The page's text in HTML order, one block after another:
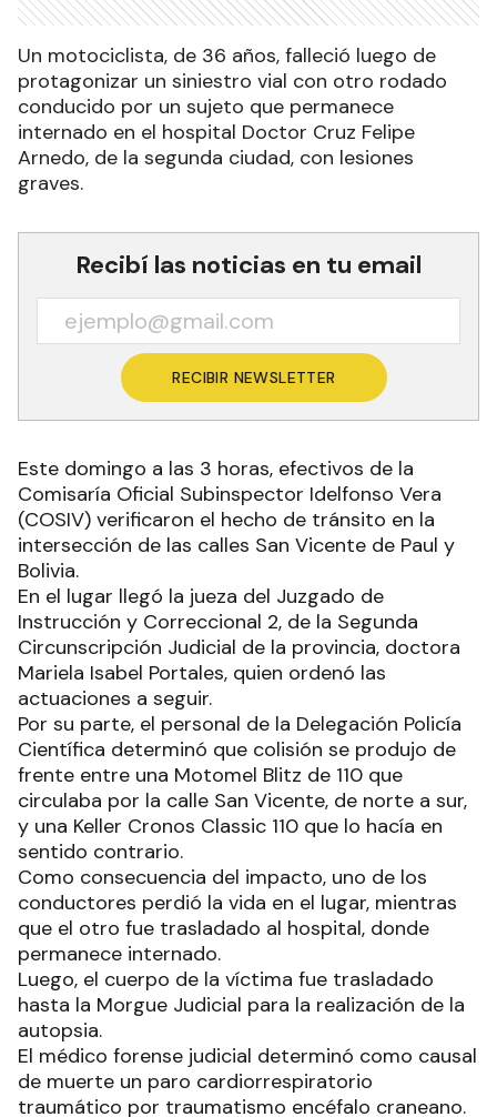
Un motociclista, de 36 años, falleció luego de
protagonizar un siniestro vial con otro rodado
conducido por un sujeto que permanece
internado en el hospital Doctor Cruz Felipe
Arnedo, de la segunda ciudad, con lesiones
graves.
Recibí las noticias en tu email
RECIBIR NEWSLETTER
Este domingo a las 3 horas, efectivos de la
Comisaría Oficial Subinspector Idelfonso Vera
(COSIV) verificaron el hecho de tránsito en la
intersección de las calles San Vicente de Paul y
Bolivia.
En el lugar llegó la jueza del Juzgado de
Instrucción y Correccional 2, de la Segunda
Circunscripción Judicial de la provincia, doctora
Mariela Isabel Portales, quien ordenó las
actuaciones a seguir.
Por su parte, el personal de la Delegación Policía
Científica determinó que colisión se produjo de
frente entre una Motomel Blitz de 110 que
circulaba por la calle San Vicente, de norte a sur,
y una Keller Cronos Classic 110 que lo hacía en
sentido contrario.
Como consecuencia del impacto, uno de los
conductores perdió la vida en el lugar, mientras
que el otro fue trasladado al hospital, donde
permanece internado.
Luego, el cuerpo de la víctima fue trasladado
hasta la Morgue Judicial para la realización de la
autopsia.
El médico forense judicial determinó como causal
de muerte un paro cardiorrespiratorio
traumático por traumatismo encéfalo craneano.